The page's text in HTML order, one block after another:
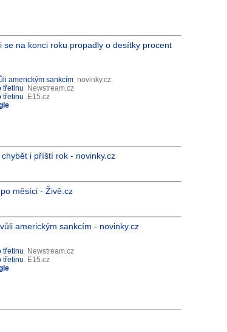
na konci roku propadly o desítky procent
americkým sankcím novinky.cz
třetinu
Newstream.cz
třetinu
E15.cz
i příští rok - novinky.cz
měsíci - Živě.cz
americkým sankcím - novinky.cz
třetinu
Newstream.cz
třetinu
E15.cz